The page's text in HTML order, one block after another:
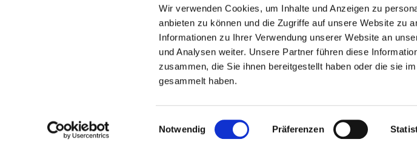
Wir verwenden Cookies, um Inhalte und Anzeigen zu
anbieten zu können und die Zugriffe auf unsere Website zu
Informationen zu Ihrer Verwendung unserer Website an
und Analysen weiter. Unsere Partner führen diese
zusammen, die Sie ihnen bereitgestellt haben oder die sie
gesammelt haben.
Einwilligungsauswahl
Notwendig Präferenzen